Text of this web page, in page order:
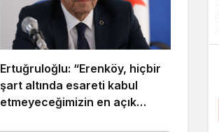
Ertuğruloğlu: “Erenköy, hiçbir
şart altında esareti kabul
etmeyeceğimizin en açık